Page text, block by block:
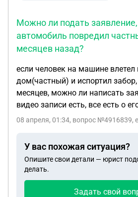
Можно ли подать
автомобиль повредил
месяцев назад?
если человек на машине влетел
дом(частный) и испортил
месяцев, можно ли написать
видео записи есть, все есть о
08 апреля, 01:34, вопрос №4916839,
У вас похожая ситуация?
Опишите свои детали — юрист
делать.
Задать свой